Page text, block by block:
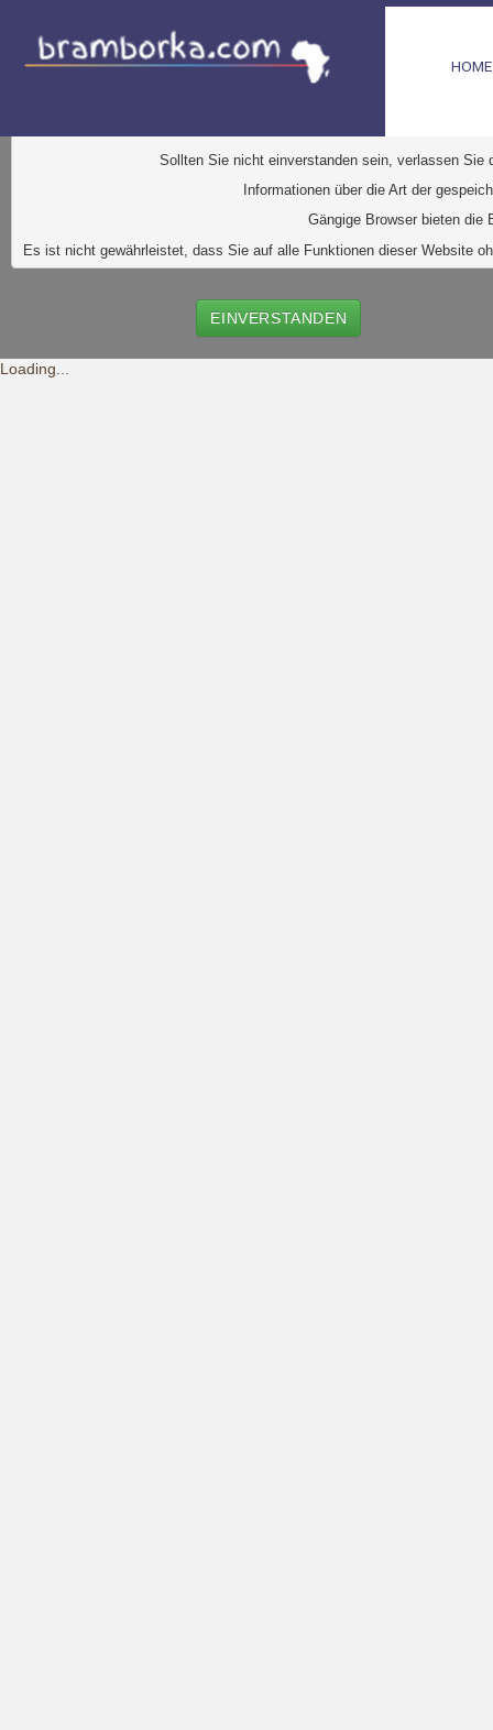
Diese Website verwendet Cookies. Dabei handelt es
Sollten Sie nicht einverstanden sein, verlassen
Informationen über die Art der
Gängige Browser bieten
Es ist nicht gewährleistet, dass Sie auf alle Funktionen dieser Website
EINVERSTANDEN
Loading...
HOME